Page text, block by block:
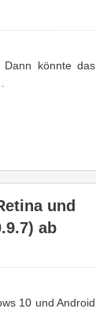
könnte das
und
ab
10 und Android